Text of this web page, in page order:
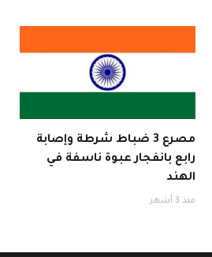
مصرع 3 ضباط شرطة وإصابة
رابع بانفجار عبوة ناسفة في
الهند
منذ 3 أشهر